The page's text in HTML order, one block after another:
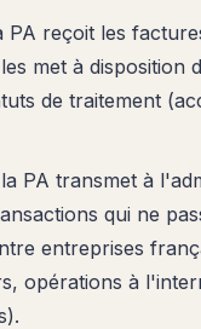
PA reçoit les
met à disposition
de traitement
la PA transmet à
qui ne
entreprises
opérations à